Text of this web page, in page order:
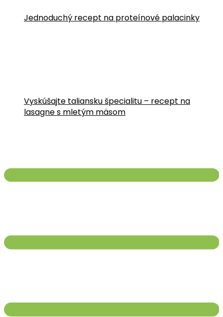
Jednoduchý recept na proteínové palacinky
Vyskúšajte taliansku špecialitu – recept na
lasagne s mletým mäsom